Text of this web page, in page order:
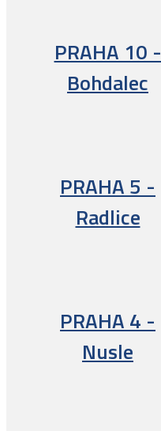
PRAHA 10 -
Bohdalec
PRAHA 5 -
Radlice
PRAHA 4 -
Nusle